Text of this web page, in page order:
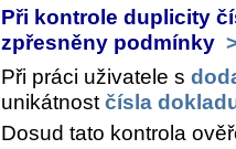
Při kontrole duplicity
zpřesněny podmínky
Při práci uživatele s
unikátnostčísla
Dosud tato kontrola